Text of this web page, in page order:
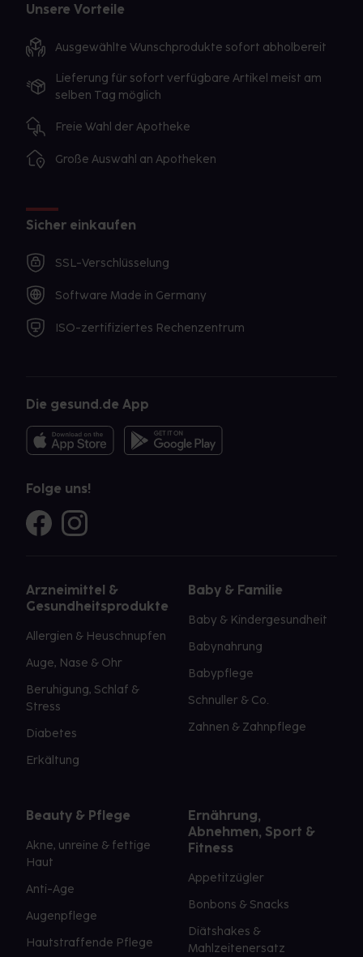
Unsere Vorteile
Ausgewählte Wunschprodukte sofort abholbereit
Lieferung für sofort verfügbare Artikel meist am
selben Tag möglich
Freie Wahl der Apotheke
Große Auswahl an Apotheken
Sicher einkaufen
SSL-Verschlüsselung
Software Made in Germany
ISO-zertifiziertes Rechenzentrum
Die gesund.de App
Folge uns!
Arzneimittel &
Gesundheitsprodukte
Allergien & Heuschnupfen
Auge, Nase & Ohr
Beruhigung, Schlaf &
Stress
Diabetes
Erkältung
Baby & Familie
Baby & Kindergesundheit
Babynahrung
Babypflege
Schnuller & Co.
Zahnen & Zahnpflege
Beauty & Pflege
Akne, unreine & fettige
Haut
Anti-Age
Augenpflege
Hautstraffende Pflege
Ernährung,
Abnehmen, Sport &
Fitness
Appetitzügler
Bonbons & Snacks
Diätshakes &
Mahlzeitenersatz